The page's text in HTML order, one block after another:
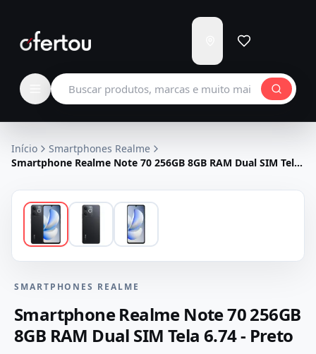
para
Carregando...
Buscar produtos
Início
Smartphones Realme
Smartphone Realme Note 70 256GB 8GB RAM Dual SIM Tela
SMARTPHONES REALME
Smartphone Realme Note 70 256GB
8GB RAM Dual SIM Tela 6.74 - Preto